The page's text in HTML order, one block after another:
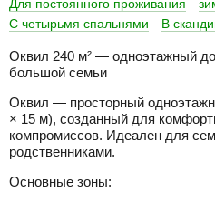
Для постоянного проживания
С четырьмя спальнями
В
Оквил 240 м² — одноэтажный
большой семьи
Оквил — просторный
× 15 м), созданный для
компромиссов. Идеален для
родственниками.
Основные зоны: